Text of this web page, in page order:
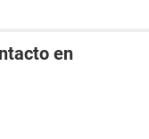
en